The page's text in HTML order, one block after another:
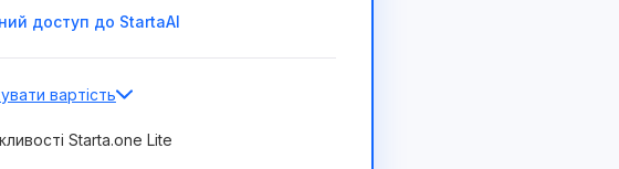
доступ до StartaAI
вартість
Starta.one Lite